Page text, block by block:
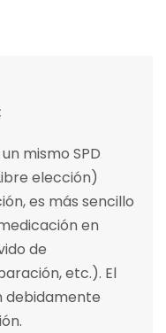
mismo SPD
elección)
es más sencillo
en
de
etc.). El
debidamente